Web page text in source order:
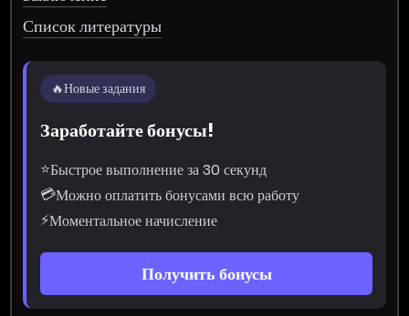
Список литературы
🔥Новые задания
Заработайте бонусы!
⭐Быстрое выполнение за 30 секунд
💳Можно оплатить бонусами всю работу
⚡Моментальное начисление
Получить бонусы